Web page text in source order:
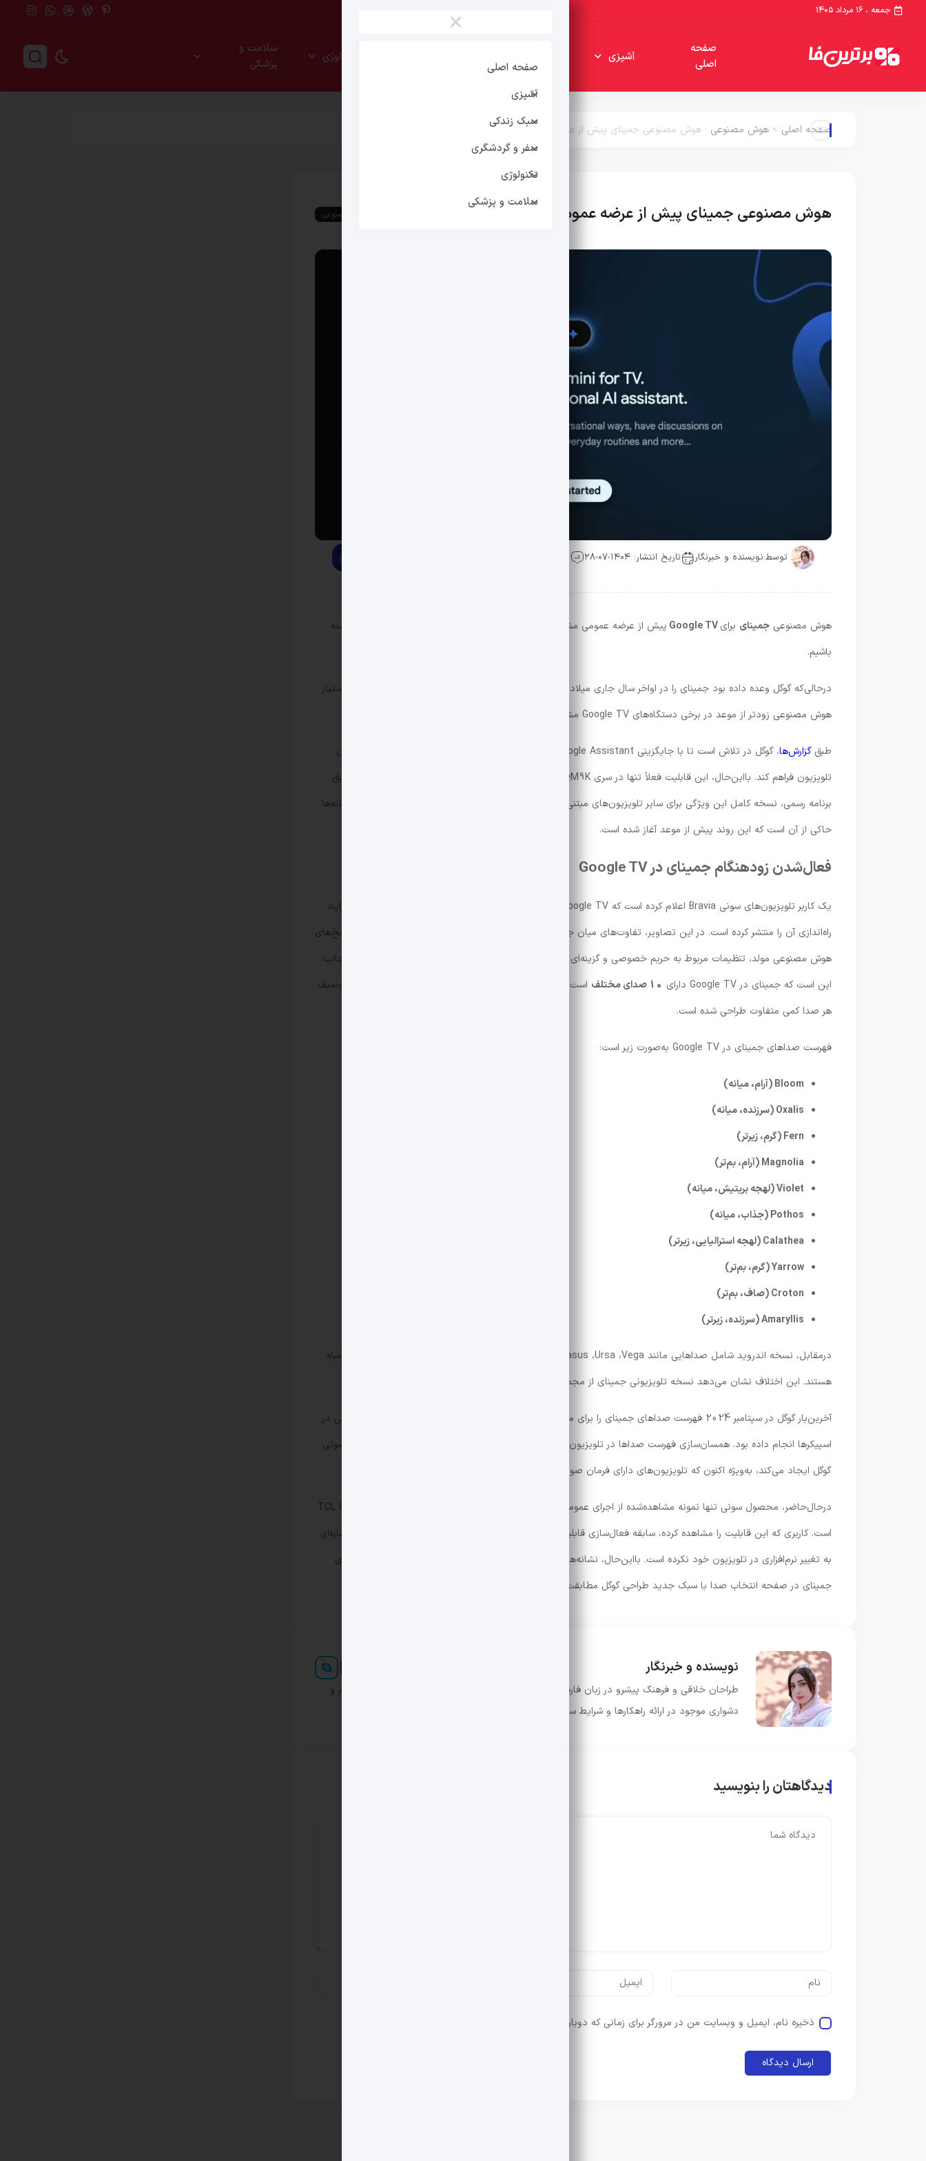
جمعه ، ۱۶ مرداد ۱۴۰۵
صفحه
اصلی
آشپزی تکنولوژی
سلامت و
پزشکی
×
صفحه اصلی
آشپزی
سبک زندکی
سفر و گردشگری
تکنولوژی
سلامت و پزشکی
صفحه اصلی > هوش مصنوعی : هوش مصنوعی جمینای پیش از عرضه عمومی در Google TV مشاهده شد
هوش مصنوعی جمینای پیش از عرضه عمومی در Google TV مشاهده شد هوش مصنوعی
توسط:نویسنده و خبرنگار تاریخ انتشار: ۱۴۰۴-۰۷-۲۸
هوش مصنوعی جمینای برای
پیش از عرضه عمومی مشاهده شده است تا نگاهی کوتاه به فرایند راه‌اندازی آن داشته
باشیم.
درحالی‌که گوگل وعده داده بود جمینای را در اواخر سال جاری میلادی برای تلویزیون‌های خود عرضه کند، به‌نظر می‌رسد این دستیار
هوش مصنوعی زودتر از موعد در برخی دستگاه‌های Google TV مشاهده شده است.
طبق گزارش‌ها
، گوگل در تلاش است تا با جایگزینی Google Assistant با جمینای، تجربه‌ای پیشرفته‌تر و هوشمندتر برای کاربران
تلویزیون فراهم کند. بااین‌حال، این قابلیت فعلاً تنها در سری TCL QM9K با قیمت تخفیف‌دار
در دسترس است. طبق
برنامه رسمی، نسخه کامل این ویژگی برای سایر تلویزیون‌های مبتنی بر اندروید 14 در ماه‌های آینده منتشر خواهد شد، اما نشانه‌ها
حاکی از آن است که این روند پیش از موعد آغاز شده است.
فعال‌شدن زودهنگام جمینای در Google TV
یک کاربر تلویزیون‌های سونی Bravia اعلام کرده است که Gemini for Google TV در تلویزیون او ظاهر شده و تصاویری از فرایند
راه‌اندازی آن را منتشر کرده است. در این تصاویر، تفاوت‌های میان جمینای و Assistant، هشدار درباره احتمال برو خطا در پاسخ‌های
هوش مصنوعی مولد، تنظیمات مربوط به حریم خصوصی و گزینه‌ای جدید برای انتخاب صدای دستیار مشاهده می‌شود. نکته جالب
این است که جمینای در Google TV دارای
10 صدای مختلف
است که از لحاظ تعداد مشابه نسخه موبایل است، اما نام و توصیف
هر صدا کمی متفاوت طراحی شده است.
فهرست صداهای جمینای در Google TV به‌صورت زیر است:
Bloom (آرام، میانه)
Oxalis (سرزنده، میانه)
Fern (گرم، زیرتر)
Magnolia (آرام، بم‌تر)
Violet (لهجه بریتیش، میانه)
Pothos (جذاب، میانه)
Calathea (لهجه استرالیایی، زیرتر)
Yarrow (گرم، بم‌تر)
Croton (صاف، بم‌تر)
Amaryllis (سرزنده، زیرتر)
درمقابل، نسخه اندروید شامل صداهایی مانند Nova ،Pegasus ،Ursa ،Vega است که با تفاوت‌های جزئی در تُن و لهجه همراه
هستند. این اختلاف نشان می‌دهد نسخه تلویزیونی جمینای از مجموعه صداهای اسپیکرهای Nest الهام گرفته است.
آخرین‌بار گوگل در سپتامبر 2024 فهرست صداهای جمینای را برای موبایل به‌روزرسانی کرده و در آگوست همان سال نیز تغییراتی در
اسپیکرها انجام داده بود. همسان‌سازی فهرست صداها در تلویزیون و اسپیکرها به‌نوعی هماهنگی و یکپارچگی در اکوسیستم صوتی
گوگل ایجاد می‌کند، به‌ویژه اکنون که تلویزیون‌های دارای فرمان صوتی «Hey Google» روزبه‌روز بیشتر می‌شوند.
درحال‌حاضر، محصول سونی تنها نمونه مشاهده‌شده از اجرای عمومی جمینای در تلویزیون‌های Google TV به‌جز مدل TCL QM9K
است. کاربری که این قابلیت را مشاهده کرده، سابقه فعال‌سازی قابلیت‌های مخفی در دستگاه‌های سامسونگ را هم دارد، اما اشاره‌ای
به تغییر نرم‌افزاری در تلویزیون خود نکرده است. بااین‌حال، نشانه‌هایی وجود دارد که نسخه فعلی هنوز نهایی نشده، زیرا لوگوی
جمینای در صفحه انتخاب صدا با سبک جدید طراحی گوگل مطابقت ندارد.
نویسنده و خبرنگار
طراحان خلاقی و فرهنگ پیشرو در زبان فارسی ایجاد کرد. در این صورت می توان امید داشت که تمام و
دشواری موجود در ارائه راهکارها و شرایط سخت تایپ به پایان رسد.
دیدگاهتان را بنویسید
ذخیره نام، ایمیل و وبسایت من در مرورگر برای زمانی که دوباره دیدگاهی می‌نویسم.